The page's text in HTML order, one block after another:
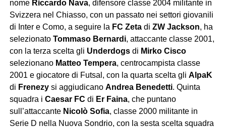
nome Riccardo Nava, difensore classe 2004 militante in
Svizzera nel Chiasso, con un passato nei settori giovanili
di Inter e Como, a seguire la FC Zeta di ZW Jackson, ha
selezionato Tommaso Bernardi, attaccante classe 2001,
con la terza scelta gli Underdogsdi Mirko Cisco
selezionano Matteo Tempera, centrocampista classe
2001 e giocatore di Futsal, con la quarta scelta gli AlpaK
di Frenezysi aggiudicano Andrea Benedetti. Quinta
squadra i Caesar FC di Er Faina, che puntano
sull’attaccante Nicolò Sofia, classe 2000 militante in
Serie D nella Nuova Sondrio, con la sesta scelta squadra